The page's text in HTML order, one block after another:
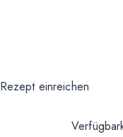
Rezept einreichen